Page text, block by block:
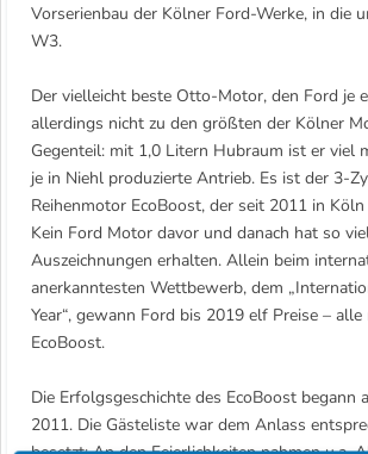
Vorserienbau der Kölner Ford-Werke, in die
W3.
Der vielleicht beste Otto-Motor, den Ford je
allerdings nicht zu den größten der Kölner
Gegenteil: mit 1,0 Litern Hubraum ist er viel
je in Niehl produzierte Antrieb. Es ist der 3-
Reihenmotor EcoBoost, der seit 2011 in
Kein Ford Motor davor und danach hat so
Auszeichnungen erhalten. Allein beim
anerkanntesten Wettbewerb, dem
Year“, gewann Ford bis 2019 elf Preise –
EcoBoost.
Die Erfolgsgeschichte des EcoBoost begann
2011. Die Gästeliste war dem Anlass